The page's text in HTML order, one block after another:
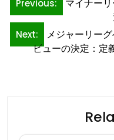
navigation
Previous:
マイナー
Next:
メジャーリー
ビューの決定：定